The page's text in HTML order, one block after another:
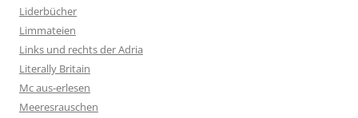
Liderbücher
Limmateien
Links und rechts der Adria
Literally Britain
Mc aus-erlesen
Meeresrauschen